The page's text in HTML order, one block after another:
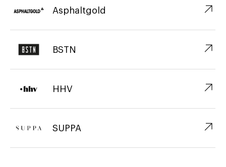
Asphaltgold ↗︎
BSTN ↗︎
HHV ↗︎
SUPPA ↗︎